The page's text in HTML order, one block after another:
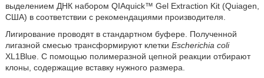
выделением ДНК набором QIAquick™ Gel Extraction Kit (Quiagen,
США) в соответствии с рекомендациями производителя.
Лигирование проводят в стандартном буфере. Полученной
лигазной смесью трансформируют клетки Escherichia coli
XL1Blue. С помощью полимеразной цепной реакции отбирают
клоны, содержащие вставку нужного размера.